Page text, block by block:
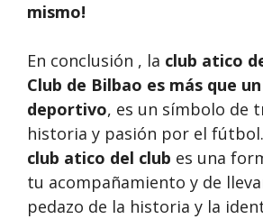
mismo!
En conclusión , la club atico
Club de Bilbao es más que
deportivo, es un símbolo de
historia y pasión por el
club atico del club es una
tu acompañamiento y de
pedazo de la historia y la